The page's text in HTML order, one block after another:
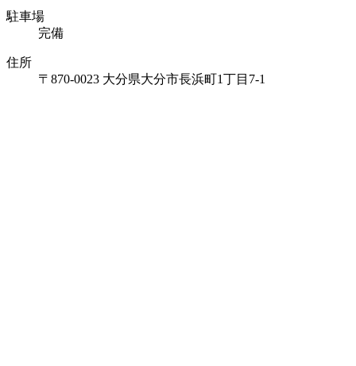
駐車場
完備
住所
〒870-0023 大分県大分市長浜町1丁目7-1